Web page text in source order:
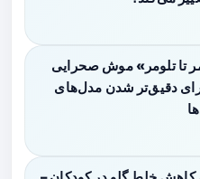
تا تلومر» موش صحرایی
دقیق‌تر شدن مدل‌های